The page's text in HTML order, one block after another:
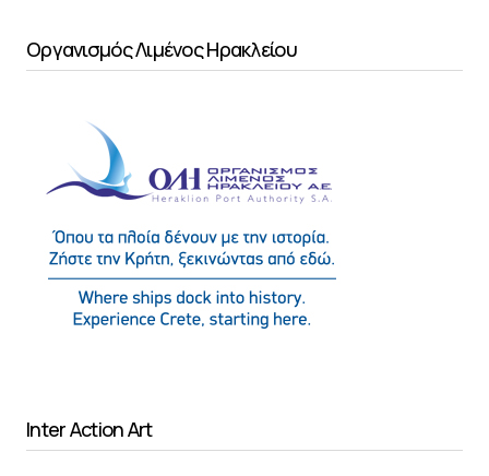
Οργανισμός Λιμένος Ηρακλείου
Inter Action Art